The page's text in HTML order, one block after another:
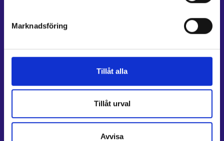
Marknadsföring
Tillåt alla
Tillåt urval
Avvisa
Kontaktuppgifter till sysselsättningsområden
Information om utkomstskydd för arbetslösa
Rådgivningstjänster för arbetsgivare och företagare
Mer information